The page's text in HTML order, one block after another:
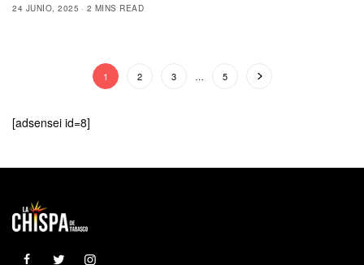
24 JUNIO, 2025
2 MINS READ
1 2 3 … 5
[adsensei id=8]